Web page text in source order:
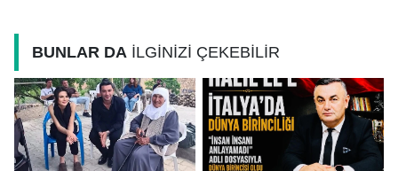
BUNLAR DA İLGİNİZİ ÇEKEBİLİR